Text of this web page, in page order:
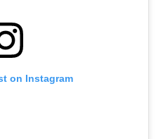
on Instagram